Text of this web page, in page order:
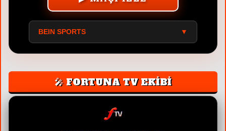
BEIN SPORTS ▼
🎤 FORTUNA TV EKİBİ